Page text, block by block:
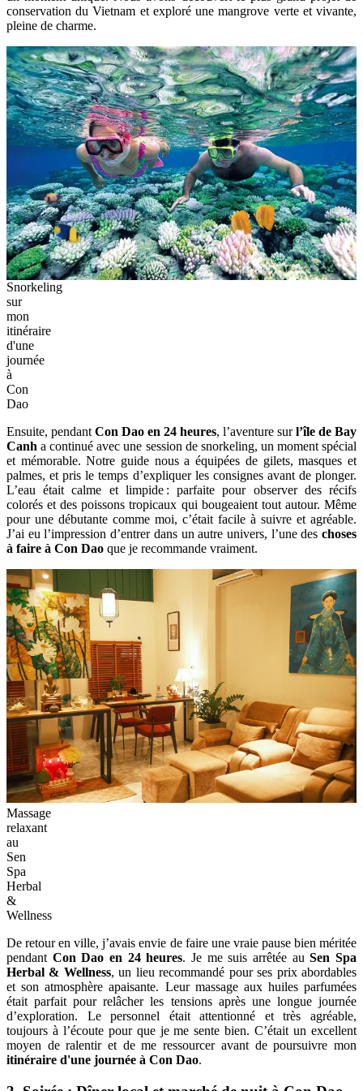
conservation du Vietnam et exploré une mangrove verte et vivante,
pleine de charme.
Snorkeling
sur
mon
itinéraire
d'une
journée
à
Con
Dao
Ensuite, pendant Con Dao en 24 heures, l’aventure surl’île de Bay
Canh a continué avec une session de snorkeling, un moment spécial
et mémorable. Notre guide nous a équipées de gilets, masques et
palmes, et pris le temps d’expliquer les consignes avant de plonger.
L’eau était calme et limpide : parfaite pour observer des récifs
colorés et des poissons tropicaux qui bougeaient tout autour. Même
pour une débutante comme moi, c’était facile à suivre et agréable.
J’ai eu l’impression d’entrer dans un autre univers, l’une des choses
à faire à Con Dao que je recommande vraiment.
Massage
relaxant
au
Sen
Spa
Herbal
&
Wellness
De retour en ville, j’avais envie de faire une vraie pause bien méritée
pendant Con Dao en 24 heures. Je me suis arrêtée auSen Spa
Herbal & Wellness, un lieu recommandé pour ses prix abordables
et son atmosphère apaisante. Leur massage aux huiles parfumées
était parfait pour relâcher les tensions après une longue journée
d’exploration. Le personnel était attentionné et très agréable,
toujours à l’écoute pour que je me sente bien. C’était un excellent
moyen de ralentir et de me ressourcer avant de poursuivre mon
itinéraire d'une journée à Con Dao.